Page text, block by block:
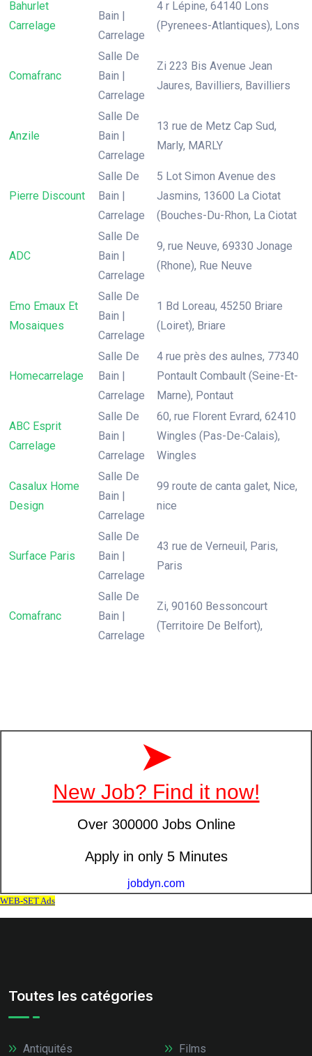
Bahurlet
Carrelage
Bain |
Carrelage
4 r Lépine, 64140 Lons
(Pyrenees-Atlantiques), Lons
Comafranc
Salle De
Bain |
Carrelage
Zi 223 Bis Avenue Jean
Jaures, Bavilliers, Bavilliers
Anzile
Salle De
Bain |
Carrelage
13 rue de Metz Cap Sud,
Marly, MARLY
Pierre Discount
Salle De
Bain |
Carrelage
5 Lot Simon Avenue des
Jasmins, 13600 La Ciotat
(Bouches-Du-Rhon, La Ciotat
ADC
Salle De
Bain |
Carrelage
9, rue Neuve, 69330 Jonage
(Rhone), Rue Neuve
Emo Emaux Et
Mosaiques
Salle De
Bain |
Carrelage
1 Bd Loreau, 45250 Briare
(Loiret), Briare
Homecarrelage
Salle De
Bain |
Carrelage
4 rue près des aulnes, 77340
Pontault Combault (Seine-Et-
Marne), Pontaut
ABC Esprit
Carrelage
Salle De
Bain |
Carrelage
60, rue Florent Evrard, 62410
Wingles (Pas-De-Calais),
Wingles
Casalux Home
Design
Salle De
Bain |
Carrelage
99 route de canta galet, Nice,
nice
Surface Paris
Salle De
Bain |
Carrelage
43 rue de Verneuil, Paris,
Paris
Comafranc
Salle De
Bain |
Carrelage
Zi, 90160 Bessoncourt
(Territoire De Belfort),
Toutes les catégories
Antiquités
Films